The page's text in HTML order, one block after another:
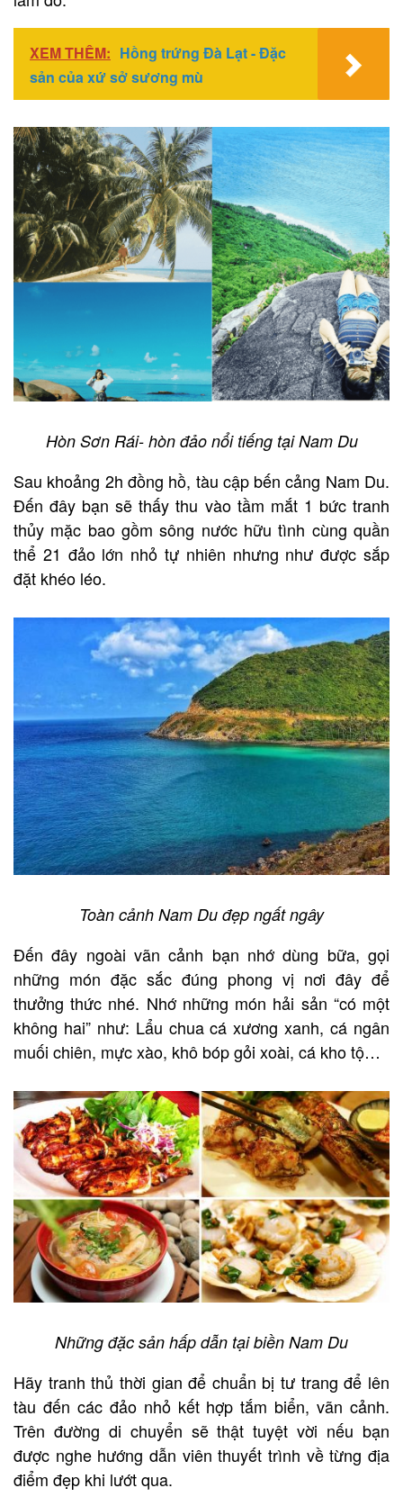
XEM THÊM: Hồng trứng Đà Lạt - Đặc
sản của xứ sở sương mù
Hòn Sơn Rái- hòn đảo nổi tiếng tại Nam Du
Sau khoảng 2h đồng hồ, tàu cập bến cảng Nam Du.
Đến đây bạn sẽ thấy thu vào tầm mắt 1 bức tranh
thủy mặc bao gồm sông nước hữu tình cùng quần
thể 21 đảo lớn nhỏ tự nhiên nhưng như được sắp
đặt khéo léo.
Toàn cảnh Nam Du đẹp ngất ngây
Đến đây ngoài vãn cảnh bạn nhớ dùng bữa, gọi
những món đặc sắc đúng phong vị nơi đây để
thưởng thức nhé. Nhớ những món hải sản “có một
không hai” như: Lẩu chua cá xương xanh, cá ngân
muối chiên, mực xào, khô bóp gỏi xoài, cá kho tộ…
Những đặc sản hấp dẫn tại biền Nam Du
Hãy tranh thủ thời gian để chuẩn bị tư trang để lên
tàu đến các đảo nhỏ kết hợp tắm biển, vãn cảnh.
Trên đường di chuyển sẽ thật tuyệt vời nếu bạn
được nghe hướng dẫn viên thuyết trình về từng địa
điểm đẹp khi lướt qua.